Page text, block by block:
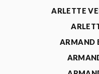
ARLETTE
ARMAND